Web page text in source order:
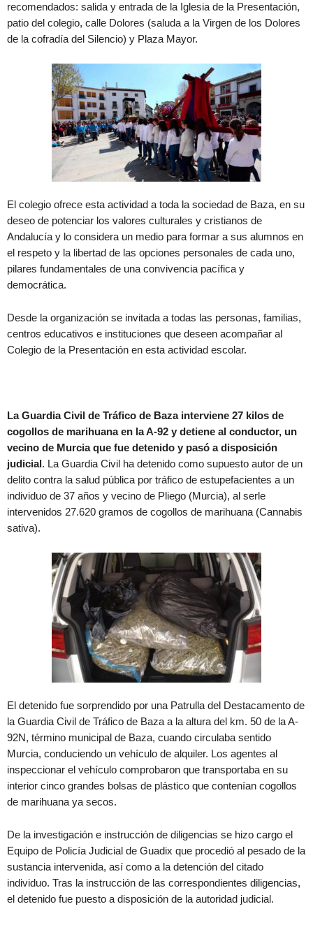
recomendados: salida y entrada de la Iglesia de la Presentación,
patio del colegio, calle Dolores (saluda a la Virgen de los Dolores
de la cofradía del Silencio) y Plaza Mayor.
El colegio ofrece esta actividad a toda la sociedad de Baza, en su
deseo de potenciar los valores culturales y cristianos de
Andalucía y lo considera un medio para formar a sus alumnos en
el respeto y la libertad de las opciones personales de cada uno,
pilares fundamentales de una convivencia pacífica y
democrática.
Desde la organización se invitada a todas las personas, familias,
centros educativos e instituciones que deseen acompañar al
Colegio de la Presentación en esta actividad escolar.
La Guardia Civil de Tráfico de Baza interviene 27 kilos de
cogollos de marihuana en la A-92 y detiene al conductor, un
vecino de Murcia que fue detenido y pasó a disposición
judicial. La Guardia Civil ha detenido como supuesto autor de un
delito contra la salud pública por tráfico de estupefacientes a un
individuo de 37 años y vecino de Pliego (Murcia), al serle
intervenidos 27.620 gramos de cogollos de marihuana (Cannabis
sativa).
El detenido fue sorprendido por una Patrulla del Destacamento de
la Guardia Civil de Tráfico de Baza a la altura del km. 50 de la A-
92N, término municipal de Baza, cuando circulaba sentido
Murcia, conduciendo un vehículo de alquiler. Los agentes al
inspeccionar el vehículo comprobaron que transportaba en su
interior cinco grandes bolsas de plástico que contenían cogollos
de marihuana ya secos.
De la investigación e instrucción de diligencias se hizo cargo el
Equipo de Policía Judicial de Guadix que procedió al pesado de la
sustancia intervenida, así como a la detención del citado
individuo. Tras la instrucción de las correspondientes diligencias,
el detenido fue puesto a disposición de la autoridad judicial.